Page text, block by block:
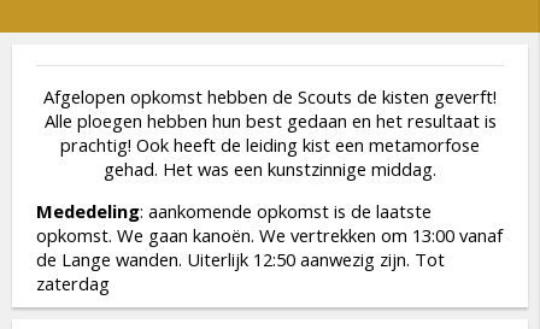
Afgelopen opkomst hebben de Scouts de kisten geverft!
Alle ploegen hebben hun best gedaan en het resultaat is
prachtig! Ook heeft de leiding kist een metamorfose
gehad. Het was een kunstzinnige middag.
Mededeling: aankomende opkomst is de laatste
opkomst. We gaan kanoën. We vertrekken om 13:00 vanaf
de Lange wanden. Uiterlijk 12:50 aanwezig zijn. Tot
zaterdag